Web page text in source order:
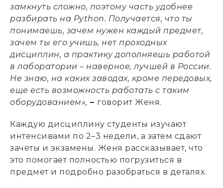
замкнуть сложно, поэтому часть удобнее
разбирать на Python. Получается, что ты
понимаешь, зачем нужен каждый предмет,
зачем ты его учишь, нет проходных
дисциплин, а практику дополняешь работой
в лаборатории – наверное, лучшей в России.
Не знаю, на каких заводах, кроме передовых,
еще есть возможность работать с таким
оборудованием», – говорит Женя.
Каждую дисциплину студенты изучают
интенсивами по 2–3 недели, а затем сдают
зачеты и экзамены. Женя рассказывает, что
это помогает полностью погрузиться в
предмет и подробно разобраться в деталях.